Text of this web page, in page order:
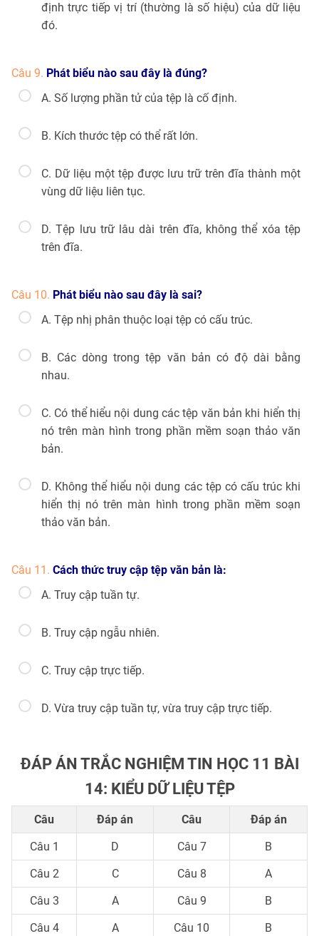
định trực tiếp vị trí (thường là số hiệu) của dữ liệu
đó.
Câu 9. Phát biểu nào sau đây là đúng?
A. Số lượng phần tử của tệp là cố định.
B. Kích thước tệp có thể rất lớn.
C. Dữ liệu một tệp được lưu trữ trên đĩa thành một
vùng dữ liệu liên tục.
D. Tệp lưu trữ lâu dài trên đĩa, không thể xóa tệp
trên đĩa.
Câu 10. Phát biểu nào sau đây là sai?
A. Tệp nhị phân thuộc loại tệp có cấu trúc.
B. Các dòng trong tệp văn bản có độ dài bằng
nhau.
C. Có thể hiểu nội dung các tệp văn bản khi hiển thị
nó trên màn hình trong phần mềm soạn thảo văn
bản.
D. Không thể hiểu nội dung các tệp có cấu trúc khi
hiển thị nó trên màn hình trong phần mềm soạn
thảo văn bản.
Câu 11. Cách thức truy cập tệp văn bản là:
A. Truy cập tuần tự.
B. Truy cập ngẫu nhiên.
C. Truy cập trực tiếp.
D. Vừa truy cập tuần tự, vừa truy cập trực tiếp.
ĐÁP ÁN TRẮC NGHIỆM TIN HỌC 11 BÀI
14: KIỂU DỮ LIỆU TỆP
Câu Đáp án Câu
Đáp án
Câu 1
D Câu 7
B
Câu 2
C Câu 8
A
Câu 3
A Câu 9
B
Câu 4
A Câu 10
B